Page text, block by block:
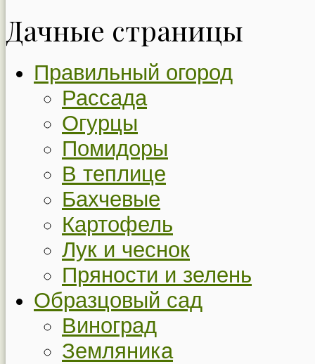
Дачные страницы
Правильный огород
Рассада
Огурцы
Помидоры
В теплице
Бахчевые
Картофель
Лук и чеснок
Пряности и зелень
Образцовый сад
Виноград
Земляника